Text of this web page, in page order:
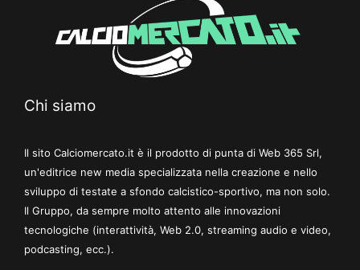
Chi siamo
Il sito Calciomercato.it è il prodotto di punta di Web 365 Srl,
un'editrice new media specializzata nella creazione e nello
sviluppo di testate a sfondo calcistico-sportivo, ma non solo.
Il Gruppo, da sempre molto attento alle innovazioni
tecnologiche (interattività, Web 2.0, streaming audio e video,
podcasting, ecc.).